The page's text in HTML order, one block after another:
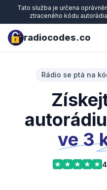
Tato služba je určena
ztraceného kódu
radiocodes.co
Rádio se ptá na
ve 3